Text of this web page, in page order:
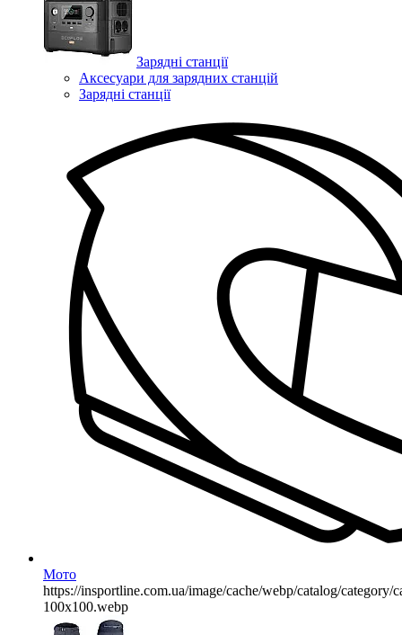
Зарядні станції
Аксесуари для зарядних станцій
Зарядні станції
Мото
https://insportline.com.ua/image/cache/webp/catalog/category/
100x100.webp